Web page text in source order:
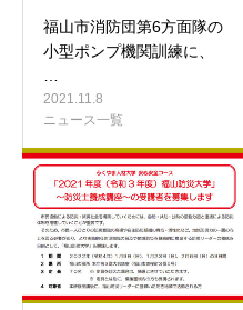
福山市消防団第6方面隊の
小型ポンプ機関訓練に、
…
2021.11.8
ニュース一覧